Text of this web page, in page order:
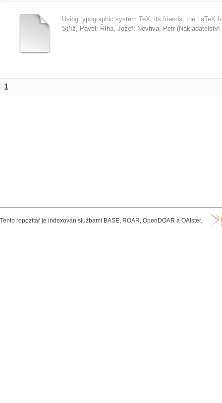
Using typographic system TeX, its friends, the LaTeX
Stříž, Pavel ; Říha, Jozef; Nevřiva, Petr (
1
Tento repozitář je indexován službami BASE, ROAR, OpenDOAR a OAIster.